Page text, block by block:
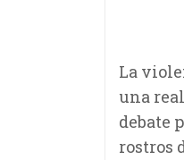
La
una
debate
rostros